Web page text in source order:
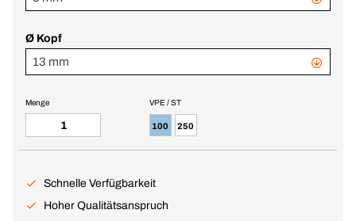
Ø Kopf
13 mm
VPE / ST
100 250
Menge
Schnelle Verfügbarkeit
Hoher Qualitätsanspruch